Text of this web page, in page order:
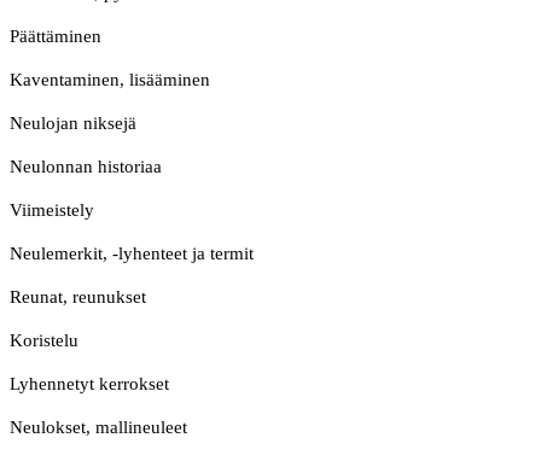
Päättäminen
Kaventaminen, lisääminen
Neulojan niksejä
Neulonnan historiaa
Viimeistely
Neulemerkit, -lyhenteet ja termit
Reunat, reunukset
Koristelu
Lyhennetyt kerrokset
Neulokset, mallineuleet